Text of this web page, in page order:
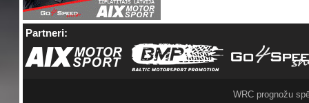
Partneri:
WRC prognožu